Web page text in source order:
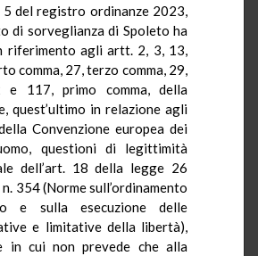
del registro ordinanze 2023,
di sorveglianza di Spoleto ha
riferimento agli artt. 2, 3, 13,
comma, 27, terzo comma, 29,
117, primo comma, della
quest’ultimo in relazione agli
Convenzione europea dei
questioni di legittimità
dell’art. 18 della legge 26
354 (Norme sull’ordinamento
e sulla esecuzione delle
e limitative della libertà),
in cui non prevede che alla